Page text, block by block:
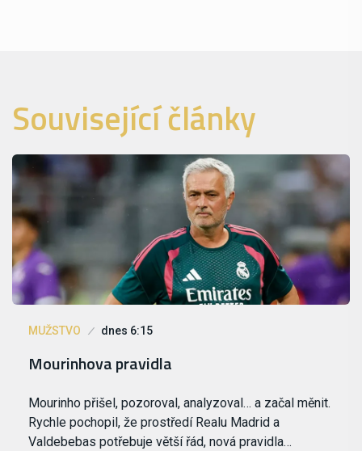
Související články
MUŽSTVO dnes 6:15
Mourinhova pravidla
Mourinho přišel, pozoroval, analyzoval… a začal měnit.
Rychle pochopil, že prostředí Realu Madrid a
Valdebebas potřebuje větší řád, nová pravidla…